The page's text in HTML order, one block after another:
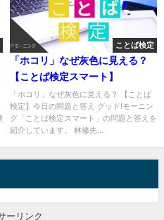
ことば検定
「ホコリ」なぜ灰色に見える？
【ことば検定スマート】
「ホコリ」なぜ灰色に見える？ 【ことば
検定】今日の問題と答え グッド!モーニン
グ「ことば検定スマート」の問題と答えを
紹介しています。 林修先...
ーリンク